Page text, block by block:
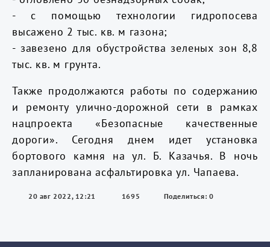
- с помощью технологии гидропосева
высажено 2 тыс. кв. м газона;
- завезено для обустройства зеленых зон 8,8
тыс. кв. м грунта.
Также продолжаются работы по содержанию
и ремонту улично-дорожной сети в рамках
нацпроекта «Безопасные качественные
дороги». Сегодня днем идет установка
бортового камня на ул. Б. Казачья. В ночь
запланирована асфальтировка ул. Чапаева.
20 авг 2022, 12:21 1695 Поделиться: 0